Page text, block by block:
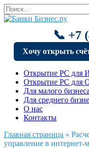
Перейти
к
Search
for:
📞 +7
Хочу открыть
Открытие РС для
Открытие РС для
Для малого бизнеса
Для среднего
О нас
Контакты
Главная страница »
управление в интернет-